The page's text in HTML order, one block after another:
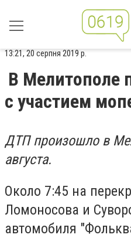
13:21, 20 серпня 2019 р.
В Мелитополе
с участием
ДТП произошло в
августа.
Около 7:45 на
Ломоносова и
автомобиля